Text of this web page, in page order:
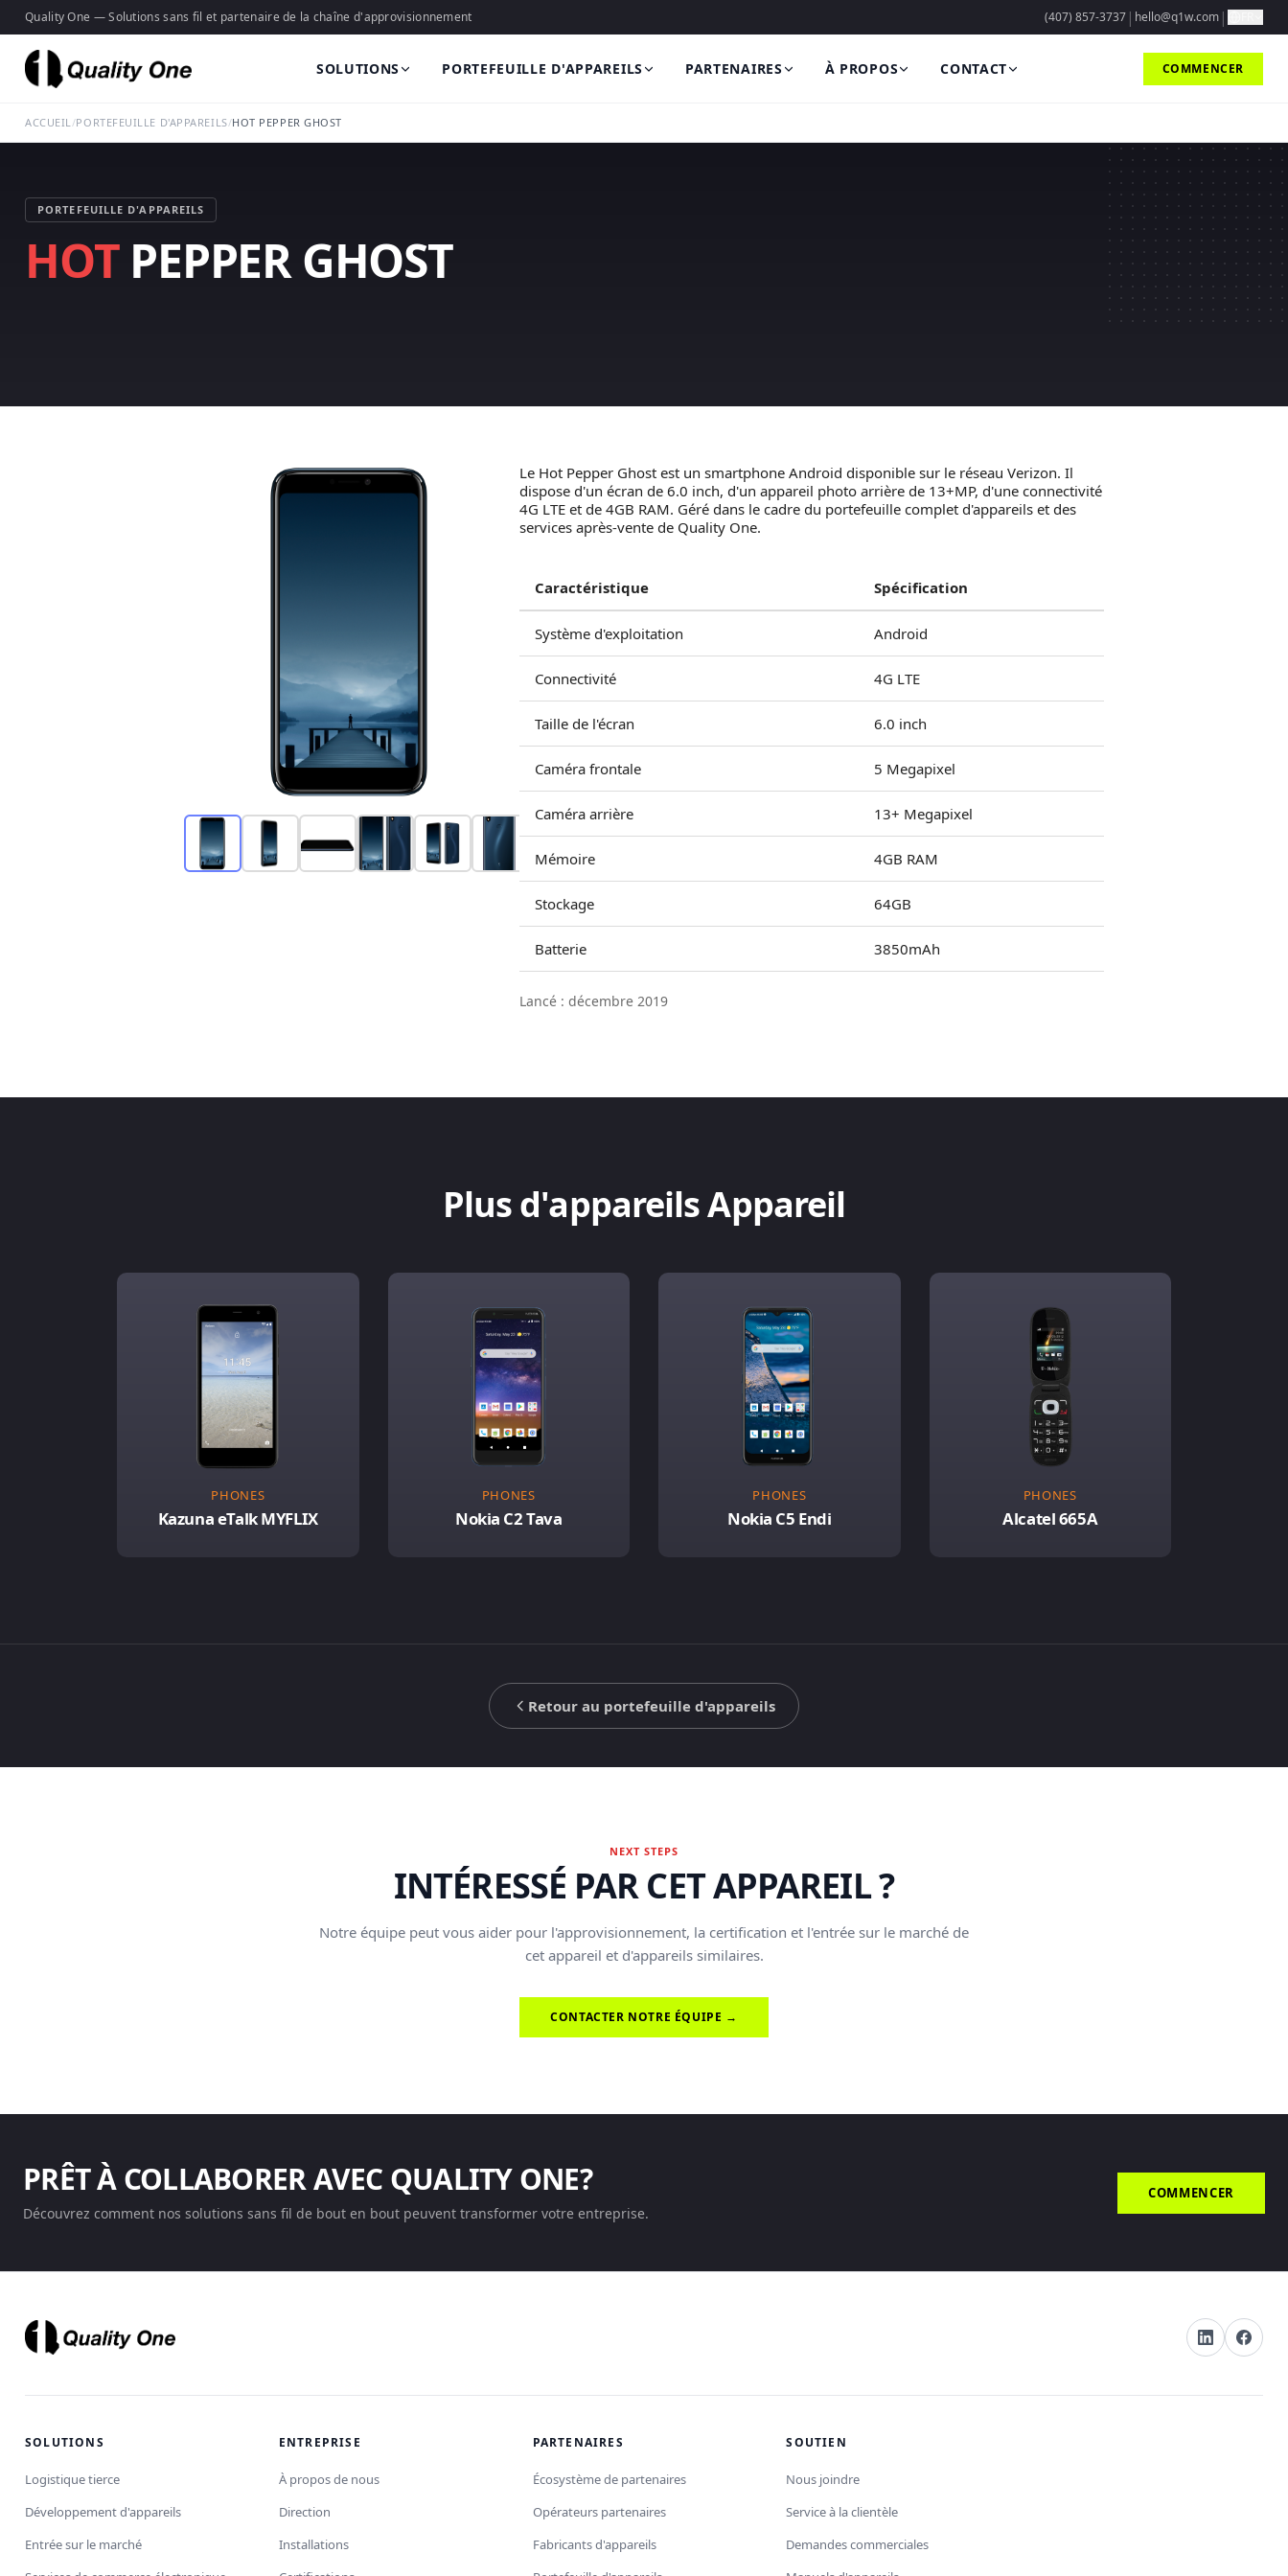
Quality One — Solutions sans fil et partenaire de la chaîne d'approvisionnement (407) 857-3737 | hello@q1w.com |
SOLUTIONS PORTEFEUILLE D'APPAREILS PARTENAIRES À PROPOS CONTACT COMMENCER
ACCUEIL/PORTEFEUILLE D'APPAREILS/HOT PEPPER GHOST
PORTEFEUILLE D'APPAREILS
HOTPEPPER GHOST
Le Hot Pepper Ghost est un smartphone Android disponible sur le réseau Verizon. Il
dispose d'un écran de 6.0 inch, d'un appareil photo arrière de 13+MP, d'une connectivité
4G LTE et de 4GB RAM. Géré dans le cadre du portefeuille complet d'appareils et des
services après-vente de Quality One.
Caractéristique Spécification
Système d'exploitation Android
Connectivité 4G LTE
Taille de l'écran 6.0 inch
Caméra frontale 5 Megapixel
Caméra arrière 13+ Megapixel
Mémoire 4GB RAM
Stockage 64GB
Batterie 3850mAh
Lancé : décembre 2019
Plus d'appareils Appareil
PHONES
Kazuna eTalk MYFLIX
PHONES
Nokia C2 Tava
PHONES
Nokia C5 Endi
PHONES
Alcatel 665A
Retour au portefeuille d'appareils
NEXT STEPS
INTÉRESSÉ PAR CET APPAREIL ?
Notre équipe peut vous aider pour l'approvisionnement, la certification et l'entrée sur le marché de
cet appareil et d'appareils similaires.
CONTACTER NOTRE ÉQUIPE →
PRÊT À COLLABORER AVEC QUALITY ONE?
Découvrez comment nos solutions sans fil de bout en bout peuvent transformer votre entreprise.
COMMENCER
SOLUTIONS
Logistique tierce
Développement d'appareils
Entrée sur le marché
ENTREPRISE
À propos de nous
Direction
Installations
PARTENAIRES
Écosystème de partenaires
Opérateurs partenaires
Fabricants d'appareils
SOUTIEN
Nous joindre
Service à la clientèle
Demandes commerciales